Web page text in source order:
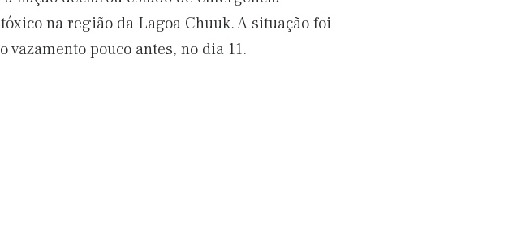
na região da Lagoa Chuuk. A situação foi
vazamento pouco antes, no dia 11.